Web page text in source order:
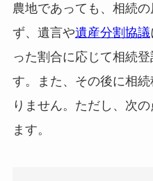
農地であっても、相続
ず、遺言や遺産分割協議
った割合に応じて相続
す。また、その後に相
りません。ただし、次
ます。